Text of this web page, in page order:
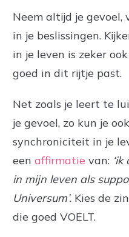
Neem altijd je
in je beslissingen.
in je leven is zeker
goed in dit rijtje past.
Net zoals je leert te
je gevoel, zo kun je
synchroniciteit in je
een affirmatie van:
in mijn leven als
Universum’. Kies de
die goed VOELT.